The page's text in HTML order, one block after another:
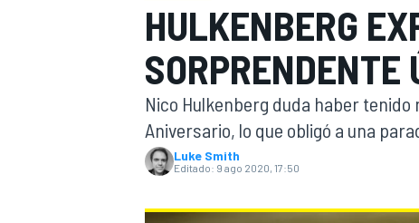
HULKENBERG
SORPRENDENTE
Nico Hulkenberg duda haber tenido
Aniversario, lo que obligó a una
Luke Smith
Editado: 9 ago 2020, 17:50